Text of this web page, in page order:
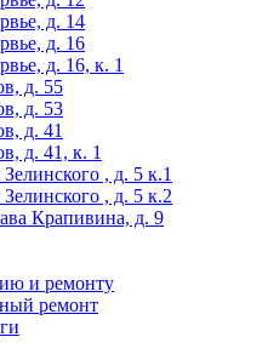
д. 14
д. 16
д. 16, к. 1
д. 55
д. 53
д. 41
д. 41, к. 1
, д. 5 к.1
, д. 5 к.2
Крапивина, д. 9
и ремонту
ремонт